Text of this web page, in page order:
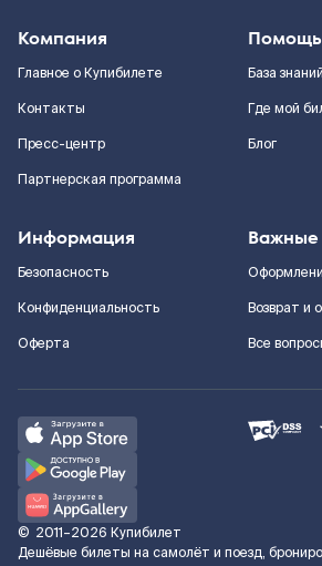
Компания
Главное о Купибилете
Контакты
Пресс-центр
Партнерская программа
Помощь
База знаний
Где мой
Блог
Информация
Безопасность
Конфиденциальность
Оферта
Важные
Возврат и
Все
© 2011–2026 Купибилет
Дешёвые билеты на самолёт и поезд,